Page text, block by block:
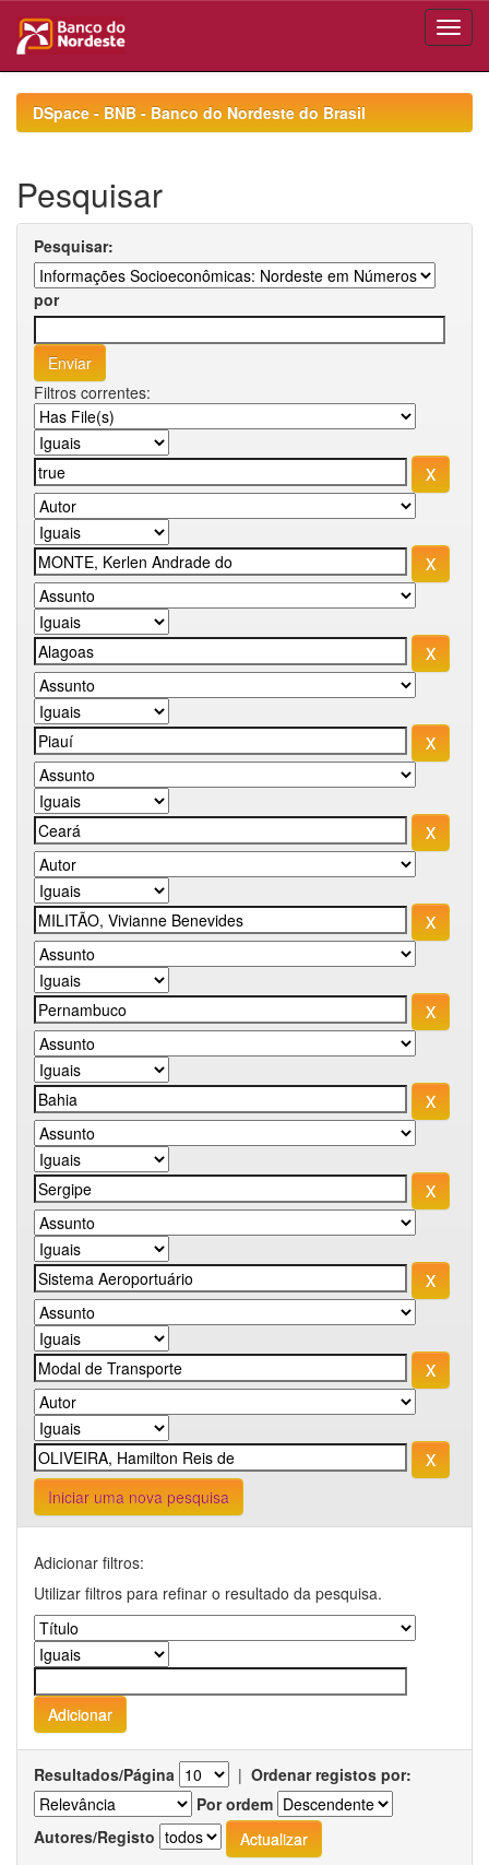
navigationDSpace - BNB - Banco do Nordeste do Brasil
Pesquisar
Pesquisar:
por
Filtros correntes:
Iniciar uma nova pesquisa
Adicionar filtros:
Utilizar filtros para refinar o resultado da pesquisa.
Resultados/Página | Ordenar registos por:
Por ordem
Autores/Registo